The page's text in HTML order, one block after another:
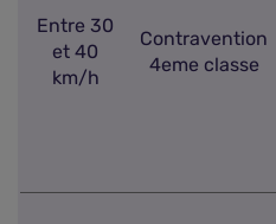
Entre 30
et 40
km/h
Contravention
4eme classe